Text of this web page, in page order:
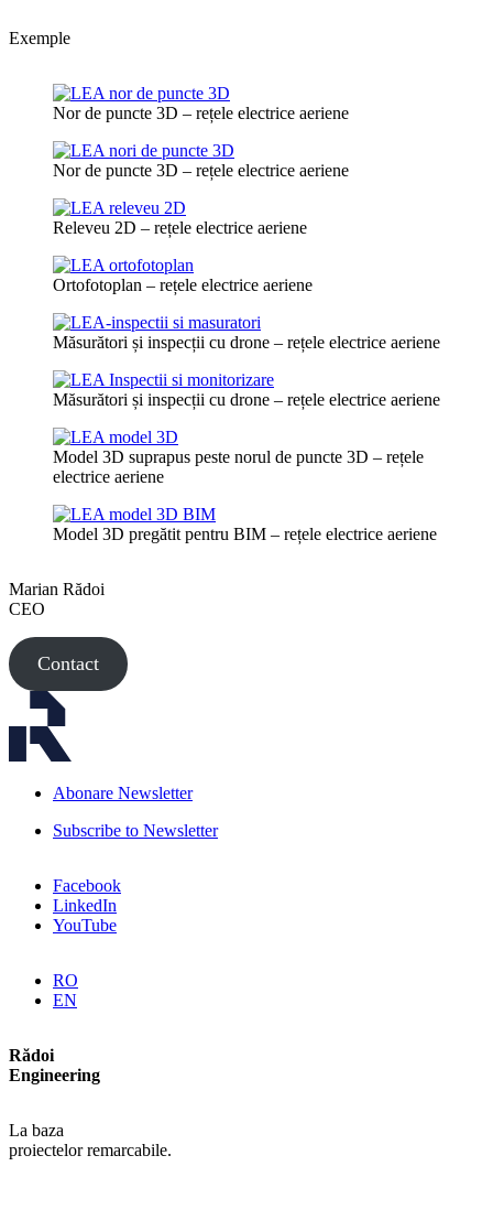
Exemple
Nor de puncte 3D – rețele electrice aeriene
Nor de puncte 3D – rețele electrice aeriene
Releveu 2D – rețele electrice aeriene
Ortofotoplan – rețele electrice aeriene
Măsurători și inspecții cu drone – rețele electrice aeriene
Măsurători și inspecții cu drone – rețele electrice aeriene
Model 3D suprapus peste norul de puncte 3D – rețele
electrice aeriene
Model 3D pregătit pentru BIM – rețele electrice aeriene
Marian Rădoi
CEO
Contact
Abonare Newsletter
Subscribe to Newsletter
Facebook
LinkedIn
YouTube
RO
EN
Rădoi
Engineering
La baza
proiectelor remarcabile.